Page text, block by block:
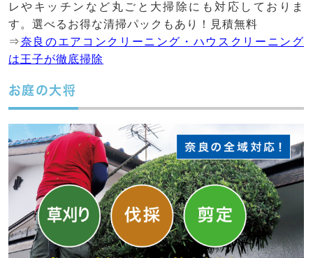
レやキッチンなど丸ごと大掃除にも対応しておりま
す。選べるお得な清掃パックもあり！見積無料
⇒奈良のエアコンクリーニング・ハウスクリーニング
は王子が徹底掃除
お庭の大将